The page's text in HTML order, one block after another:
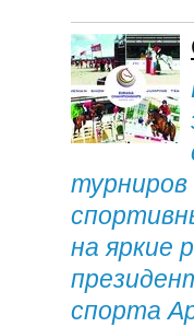
турниров
на яркие
спорта